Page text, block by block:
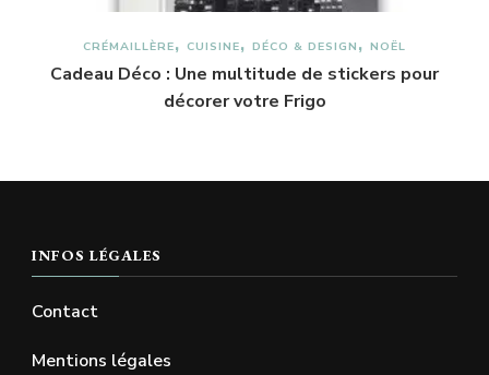
CRÉMAILLÈRE CUISINE DÉCO & DESIGN NOËL
Cadeau Déco : Une multitude de stickers pour
décorer votre Frigo
INFOS LÉGALES
Contact
Mentions légales